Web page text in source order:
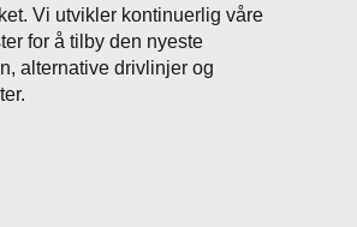
Vi utvikler kontinuerlig våre
for å tilby den nyeste
alternative drivlinjer og